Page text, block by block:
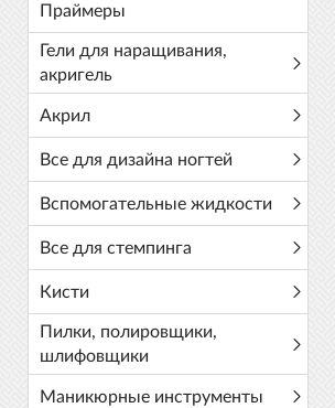
Праймеры
Гели для наращивания,
акригель
Акрил
Все для дизайна ногтей
Вспомогательные жидкости
Все для стемпинга
Кисти
Пилки, полировщики,
шлифовщики
Маникюрные инструменты